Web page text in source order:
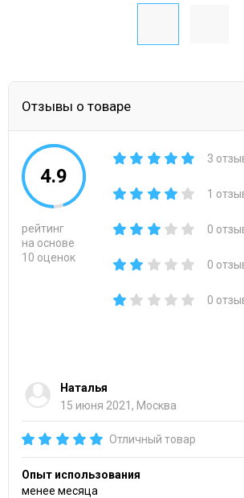
Отзывы о товаре
4.9
рейтинг
на основе
10 оценок
3
1
0
0
0
Наталья
15 июня 2021, Москва
Отличный товар
Опыт использования
менее месяца